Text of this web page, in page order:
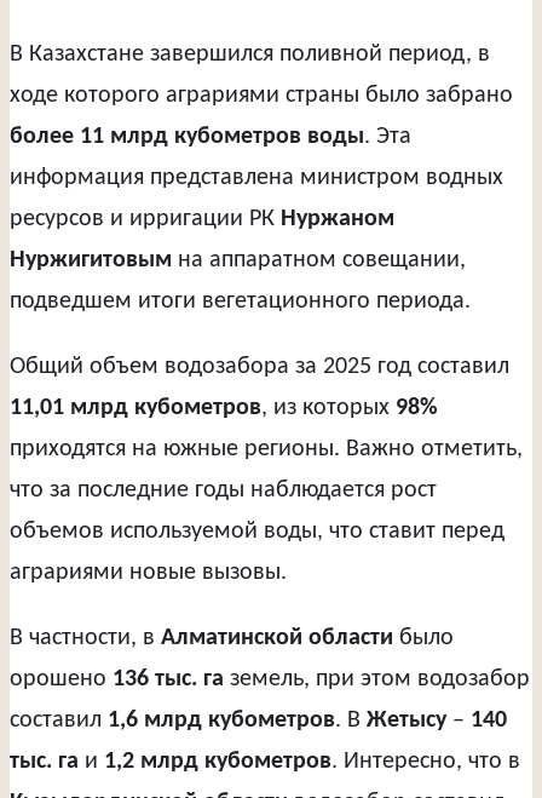
В Казахстане завершился поливной период, в
ходе которого аграриями страны было забрано
более 11 млрд кубометров воды. Эта
информация представлена министром водных
ресурсов и ирригации РК Нуржаном
Нуржигитовым на аппаратном совещании,
подведшем итоги вегетационного периода.
Общий объем водозабора за 2025 год составил
11,01 млрд кубометров, из которых 98%
приходятся на южные регионы. Важно отметить,
что за последние годы наблюдается рост
объемов используемой воды, что ставит перед
аграриями новые вызовы.
В частности, в Алматинской области было
орошено 136 тыс. га земель, при этом водозабор
составил 1,6 млрд кубометров. В Жетысу– 140
тыс. га и 1,2 млрд кубометров. Интересно, что в